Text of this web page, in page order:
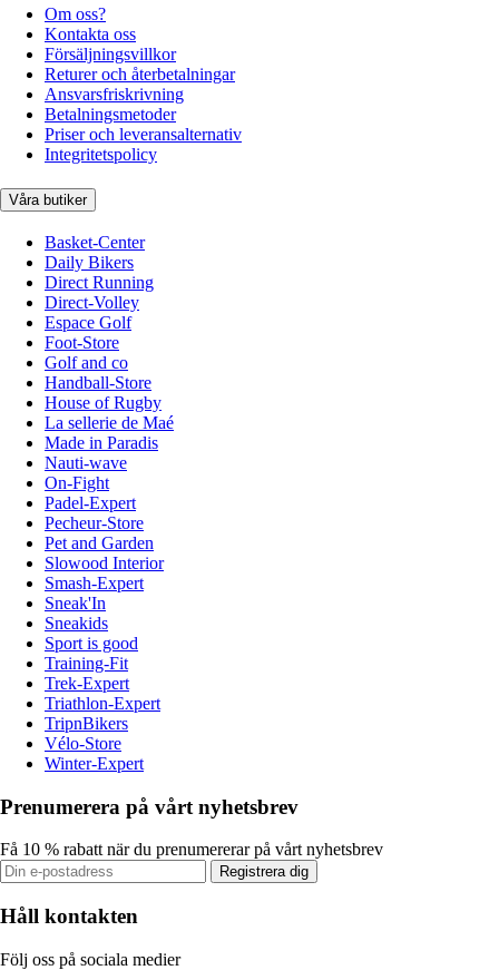
Om oss?
Kontakta oss
Försäljningsvillkor
Returer och återbetalningar
Ansvarsfriskrivning
Betalningsmetoder
Priser och leveransalternativ
Integritetspolicy
Våra butiker
Basket-Center
Daily Bikers
Direct Running
Direct-Volley
Espace Golf
Foot-Store
Golf and co
Handball-Store
House of Rugby
La sellerie de Maé
Made in Paradis
Nauti-wave
On-Fight
Padel-Expert
Pecheur-Store
Pet and Garden
Slowood Interior
Smash-Expert
Sneak'In
Sneakids
Sport is good
Training-Fit
Trek-Expert
Triathlon-Expert
TripnBikers
Vélo-Store
Winter-Expert
Prenumerera på vårt nyhetsbrev
Få 10 % rabatt när du prenumererar på vårt nyhetsbrev
Registrera dig
Håll kontakten
Följ oss på sociala medier